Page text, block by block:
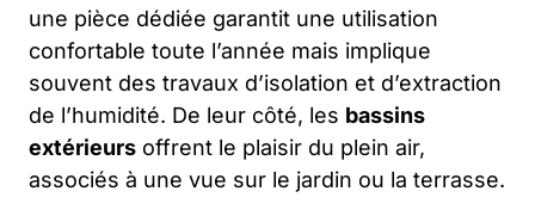
une pièce dédiée garantit une utilisation
confortable toute l’année mais implique
souvent des travaux d’isolation et d’extraction
de l’humidité. De leur côté, les bassins
extérieurs offrent le plaisir du plein air,
associés à une vue sur le jardin ou la terrasse.